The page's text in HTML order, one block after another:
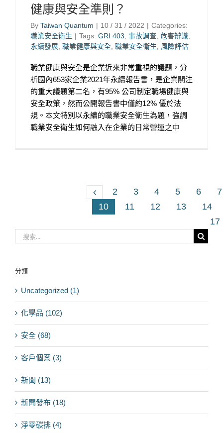
健康與安全準則？
By Taiwan Quantum | 10 / 31 / 2022 | Categories:
職業安全衛生 | Tags: GRI 403, 事故調查, 危害辨識,
永續發展, 職業健康與安全, 職業安全衛生, 風險評估
職業健康與安全是企業近來非常重視的議題，分
析國內653家企業2021年永續報告書，是企業關注
的重大議題第二名，有95% 公司制定職場健康與
安全政策，然而公開報告書中僅約12% 優於法
規。本文特別以永續的職業安全衛生為題，強調
職業安全衛生如何融入在企業的日常營運之中
2 3 4 5 6
7
10
11 12 13
14
17
果：
分類
Uncategorized (1)
化學品 (102)
安全 (68)
客戶個案 (3)
新聞 (13)
新聞發布 (18)
淨零碳排 (4)